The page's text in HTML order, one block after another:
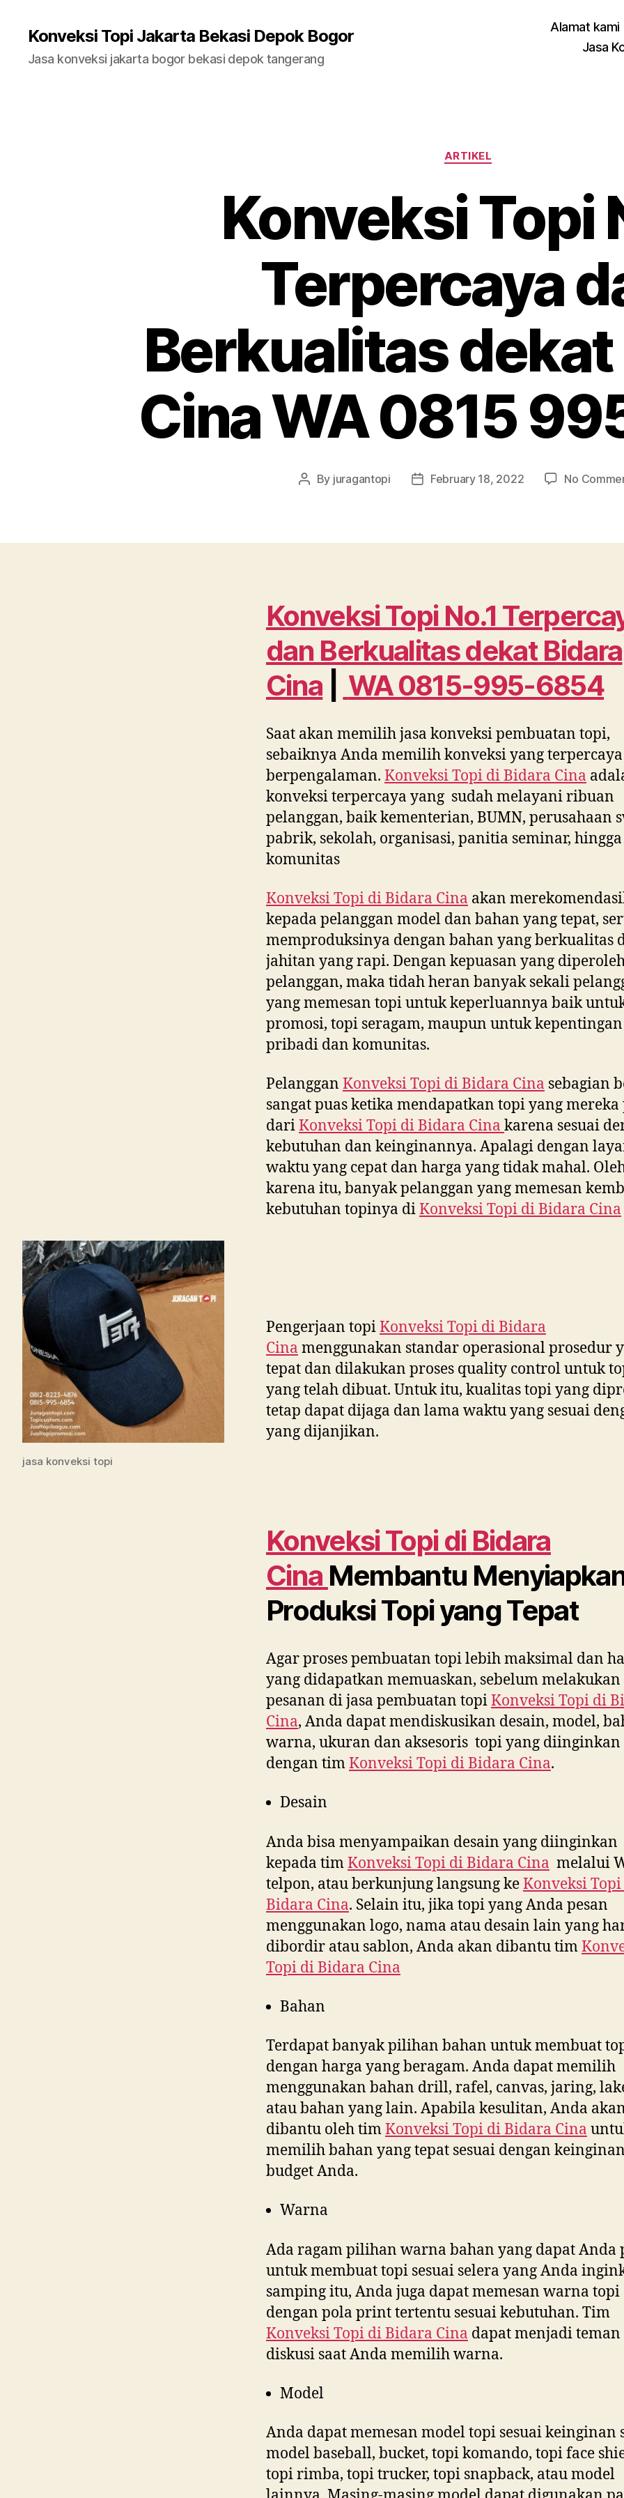
Konveksi Topi Jakarta Bekasi Depok Bogor
Jasa konveksi jakarta bogor bekasi depok tangerang
Alamat kami
Jasa
Categories
ARTIKEL
Konveksi Topi
Terpercaya
Berkualitas dekat
Cina WA 0815
Post
By juragantopi
PostFebruary 18, 2022 No
Konveksi Topi No.1
dan Berkualitas dekatBidara
Cina
WA 0815-995-6854
Saat akan memilih jasa konveksi pembuatan topi,
sebaiknya Anda memilih konveksi yang
berpengalaman. Konveksi Topi diBidara Cina
konveksi terpercaya yang sudah melayani ribuan
pelanggan, baik kementerian, BUMN, perusahaan
pabrik, sekolah, organisasi, panitia seminar, hingga
komunitas
Konveksi Topi diBidara Cina akan
kepada pelanggan model dan bahan yang tepat,
memproduksinya dengan bahan yang berkualitas
jahitan yang rapi. Dengan kepuasan yang
pelanggan, maka tidah heran banyak sekali
yang memesan topi untuk keperluannya baik
promosi, topi seragam, maupun untuk kepentingan
pribadi dan komunitas.
Pelanggan Konveksi Topi diBidara Cina sebagian
sangat puas ketika mendapatkan topi yang mereka
dariKonveksi Topi diBidara Cina karena sesuai
kebutuhan dan keinginannya. Apalagi dengan
waktu yang cepat dan harga yang tidak mahal.
karena itu, banyak pelanggan yang memesan
kebutuhan topinya diKonveksi Topi diBidara Cina
jasa konveksi topi
Pengerjaan topiKonveksi Topi diBidara
Cina menggunakan standar operasional prosedur
tepat dan dilakukan proses quality control untuk
yang telah dibuat. Untuk itu, kualitas topi yang
tetap dapat dijaga dan lama waktu yang sesuai
yang dijanjikan.
Konveksi Topi di Bidara
Cina Membantu
Produksi Topi yang Tepat
Agar proses pembuatan topi lebih maksimal dan
yang didapatkan memuaskan, sebelum melakukan
pesanan di jasa pembuatan topiKonveksi Topi di
Cina, Anda dapat mendiskusikan desain, model,
warna, ukuran dan aksesoris topi yang diinginkan
dengan timKonveksi Topi diBidara Cina.
Desain
Anda bisa menyampaikan desain yang diinginkan
kepada timKonveksi Topi diBidara Cina melalui
telpon, atau berkunjung langsung keKonveksi
Bidara Cina. Selain itu, jika topi yang Anda pesan
menggunakan logo, nama atau desain lain yang
dibordir atau sablon, Anda akan dibantu tim
Topi diBidara Cina
Bahan
Terdapat banyak pilihan bahan untuk membuat
dengan harga yang beragam. Anda dapat memilih
menggunakan bahan drill, rafel, canvas, jaring,
atau bahan yang lain. Apabila kesulitan, Anda
dibantu oleh timKonveksi Topi diBidara Cina
memilih bahan yang tepat sesuai dengan
budget Anda.
Warna
Ada ragam pilihan warna bahan yang dapat Anda
untuk membuat topi sesuai selera yang Anda
samping itu, Anda juga dapat memesan warna topi
dengan pola print tertentu sesuai kebutuhan. Tim
Konveksi Topi diBidara Cina dapat menjadi teman
diskusi saat Anda memilih warna.
Model
Anda dapat memesan model topi sesuai keinginan
model baseball, bucket, topi komando, topi face
topi rimba, topi trucker, topi snapback, atau model